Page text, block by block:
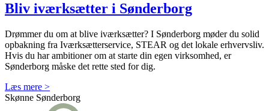
Bliv iværksætter i Sønderborg
Drømmer du om at blive iværksætter? I Sønderborg møder du solid
opbakning fra Iværksætterservice, STEAR og det lokale erhvervsliv.
Hvis du har ambitioner om at starte din egen virksomhed, er
Sønderborg måske det rette sted for dig.
Læs mere >
Skønne Sønderborg